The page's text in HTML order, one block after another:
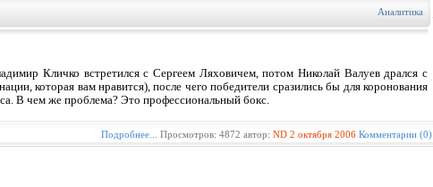
Аналитика
Кличко встретился с Сергеем Ляховичем, потом Николай Валуев дрался с
которая вам нравится), после чего победители сразились бы для коронования
В чем же проблема? Это профессиональный бокс.
Подробнее... Просмотров: 4872 автор: ND 2 октября 2006 Комментарии (0)